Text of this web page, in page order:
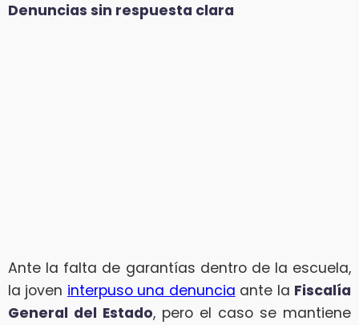
Denuncias sin respuesta clara
Ante la falta de garantías dentro de la escuela,
la joven interpuso una denuncia ante la Fiscalía
General del Estado, pero el caso se mantiene